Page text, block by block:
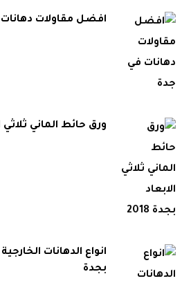
افضل مقاولات
ورق حائط الماني ثلاثي
انواع الدهانات
بجدة